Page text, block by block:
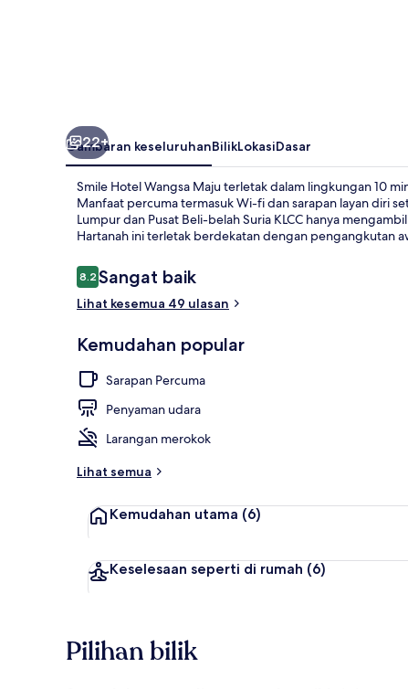
22+
Gambaran keseluruhanBilikLokasiDasar
Smile Hotel Wangsa Maju terletak dalam lingkungan 10
Manfaat percuma termasuk Wi-fi dan sarapan layan diri
Lumpur dan Pusat Beli-belah Suria KLCC hanya
Hartanah ini terletak berdekatan dengan pengangkutan
Ulasan
8.28.2 daripada 10
Sangat baik
Lihat kesemua 49 ulasan
Kemudahan popular
Sarapan Percuma
Penyaman udara
Larangan merokok
Lihat semua
Kemudahan utama (6)
Keselesaan seperti di rumah (6)
Pilihan bilik